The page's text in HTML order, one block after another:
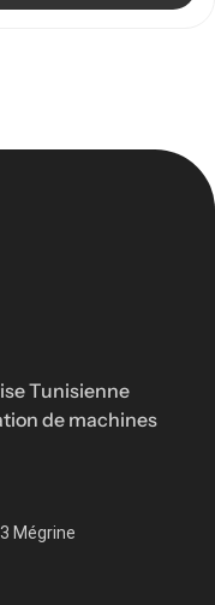
Tunisienne
de machines
Mégrine